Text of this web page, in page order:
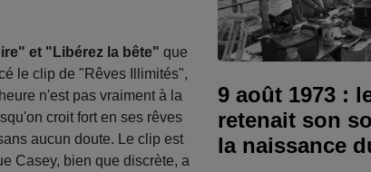
et "Libérez la bête" que
le clip de "Rêves Illimités",
n'est pas vraiment à la
croit fort en ses rêves
aucun doute. Le clip est
Casey, bien que discrète, a
9 août 1973 :
retenait son
la naissance